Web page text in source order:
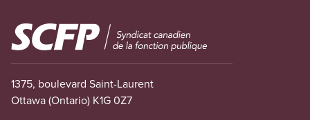
Image
1375, boulevard Saint-Laurent
Ottawa (Ontario) K1G 0Z7